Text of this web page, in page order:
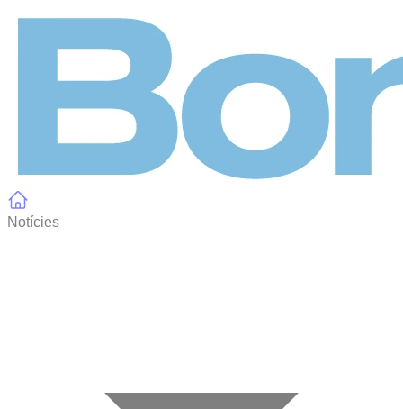
Notícies